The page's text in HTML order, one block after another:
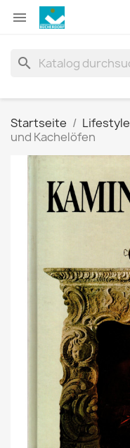

search
Startseite Lifestyle
und Kachelöfen